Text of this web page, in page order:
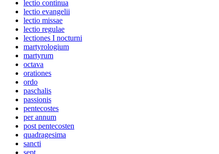
lectio continua
lectio evangelii
lectio missae
lectio regulae
lectiones I nocturni
martyrologium
martyrum
octava
orationes
ordo
paschalis
passionis
pentecostes
per annum
post pentecosten
quadragesima
sancti
sept.